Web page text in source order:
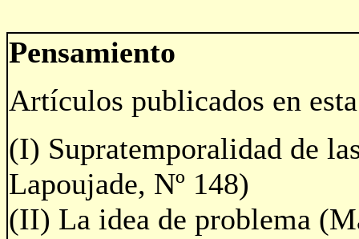
Pensamiento
Artículos publicados en
(I) Supratemporalidad de
Lapoujade, Nº 148)
(II) La idea de problema